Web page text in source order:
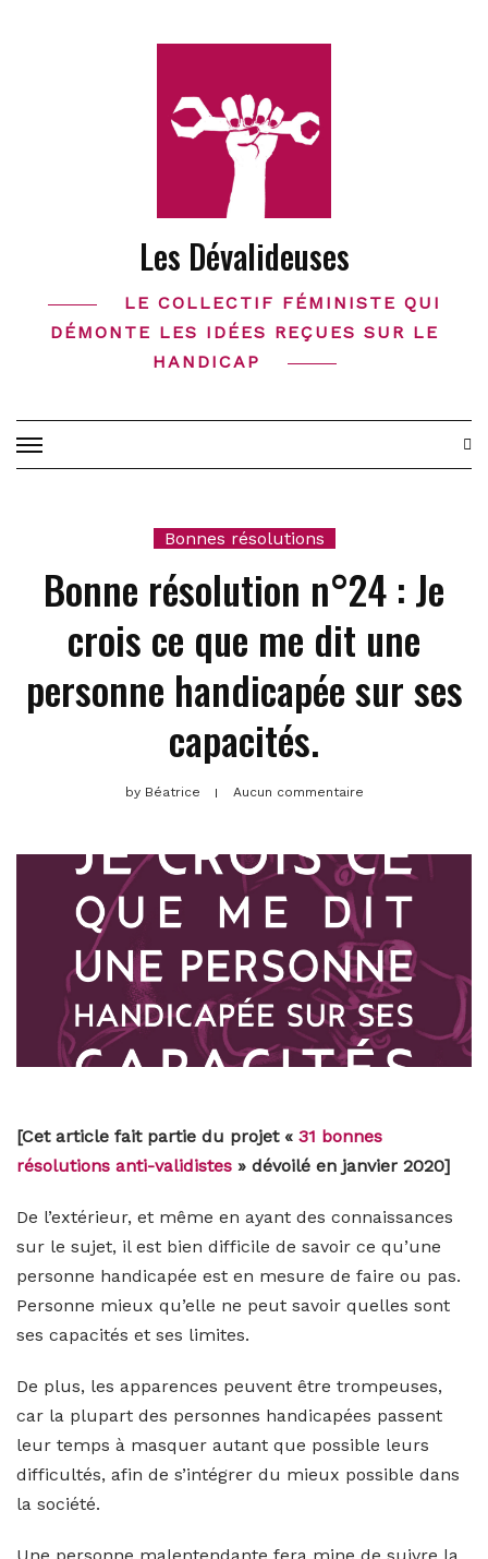
Les Dévalideuses
LE COLLECTIF FÉMINISTE QUI
DÉMONTE LES IDÉES REÇUES SUR LE
HANDICAP
Bonnes résolutions
Bonne résolution n°24 : Je
crois ce que me dit une
personne handicapée sur ses
capacités.
byBéatrice Aucun commentaire
[Cet article fait partie du projet « 31 bonnes
résolutions anti-validistes » dévoilé en janvier 2020]
De l’extérieur, et même en ayant des connaissances
sur le sujet, il est bien difficile de savoir ce qu’une
personne handicapée est en mesure de faire ou pas.
Personne mieux qu’elle ne peut savoir quelles sont
ses capacités et ses limites.
De plus, les apparences peuvent être trompeuses,
car la plupart des personnes handicapées passent
leur temps à masquer autant que possible leurs
difficultés, afin de s’intégrer du mieux possible dans
la société.